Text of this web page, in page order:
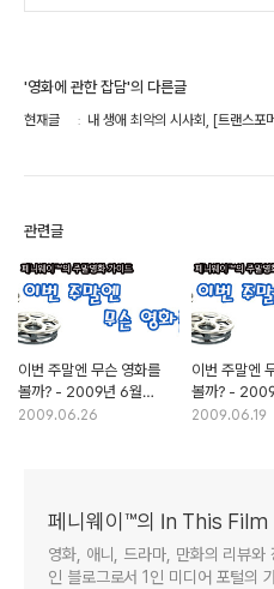
'영화에 관한 잡담'의 다른글
현재글 내 생애 최악의 시사회, [트랜스포
관련글
이번 주말엔 무슨 영화를
볼까? - 2009년 6월
넷째주
2009.06.26
이번 주말엔
볼까? -
셋째주
2009.06.19
페니웨이™의 In This Film
영화, 애니, 드라마, 만화의 리뷰와
인 블로그로서 1인 미디어 포털의